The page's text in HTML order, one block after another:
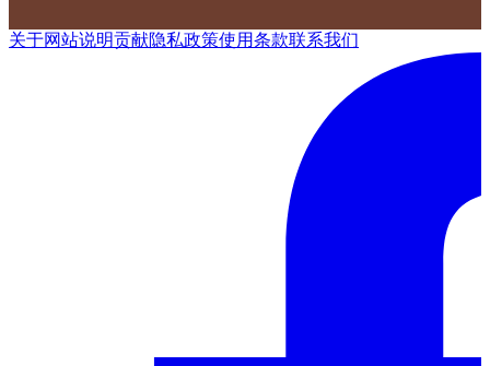
关于网站说明贡献隐私政策使用条款联系我们